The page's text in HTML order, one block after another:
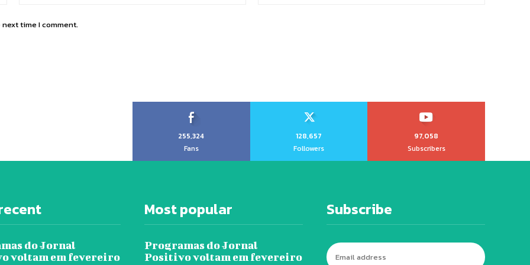
time I comment.
255,324
Fans
128,657
Followers
97,058
Subscribers
do Jornal
voltam em fevereiro
Most popular
Programas do Jornal
Positivo voltam em fevereiro
Subscribe